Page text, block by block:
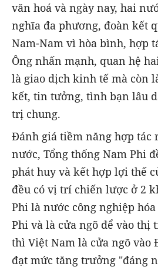
văn hoá và ngày nay, hai
nghĩa đa phương, đoàn kết
Nam-Nam vì hòa bình, hợp
Ông nhấn mạnh, quan hệ
là giao dịch kinh tế mà còn
kết, tin tưởng, tình bạn lâu
trị chung.
Đánh giá tiềm năng hợp tác
nước, Tổng thống Nam Phi
phát huy và kết hợp lợi thế
đều có vị trí chiến lược ở 2
Phi là nước công nghiệp
Phi và là cửa ngõ để vào thị
thì Việt Nam là cửa ngõ vào
đạt mức tăng trưởng "đáng